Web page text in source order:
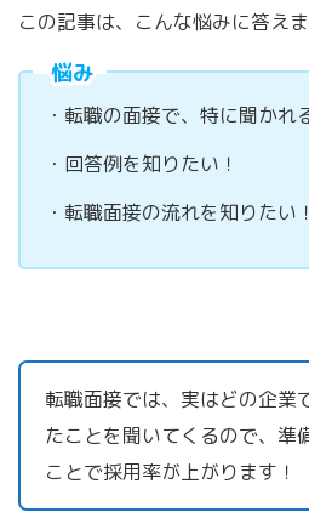
この記事は、こんな悩みに答えま
悩み
・転職の面接で、特に聞かれ
・回答例を知りたい！
・転職面接の流れを知りたい！
転職面接では、実はどの企業
たことを聞いてくるので、準
ことで採用率が上がります！